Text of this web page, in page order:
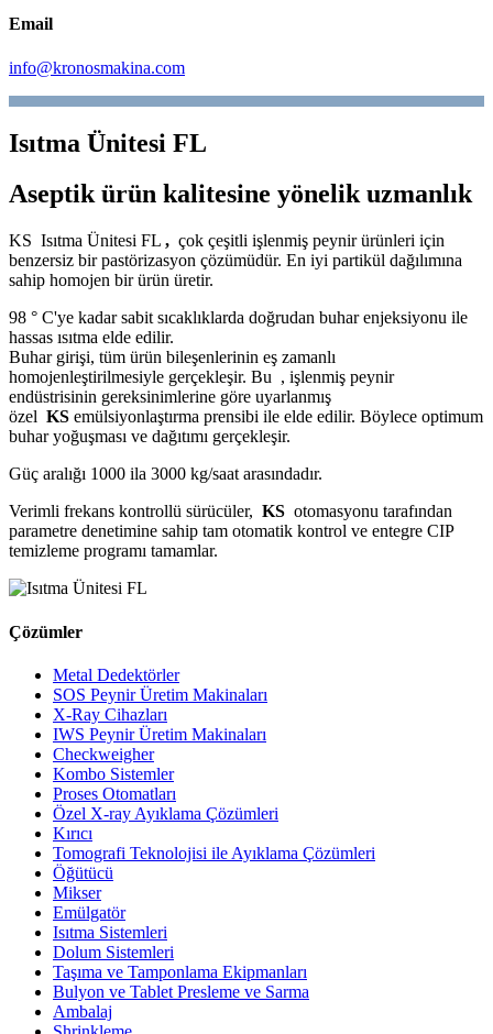
Email
info@kronosmakina.com
Isıtma Ünitesi FL
Aseptik ürün kalitesine yönelik uzmanlık
KS Isıtma Ünitesi FL , çok çeşitli işlenmiş peynir ürünleri için
benzersiz bir pastörizasyon çözümüdür. En iyi partikül dağılımına
sahip homojen bir ürün üretir.
98 ° C'ye kadar sabit sıcaklıklarda doğrudan buhar enjeksiyonu ile
hassas ısıtma elde edilir.
Buhar girişi, tüm ürün bileşenlerinin eş zamanlı
homojenleştirilmesiyle gerçekleşir. Bu , işlenmiş peynir
endüstrisinin gereksinimlerine göre uyarlanmış
özel KS emülsiyonlaştırma prensibi ile elde edilir. Böylece optimum
buhar yoğuşması ve dağıtımı gerçekleşir.
Güç aralığı 1000 ila 3000 kg/saat arasındadır.
Verimli frekans kontrollü sürücüler, KS otomasyonu tarafından
parametre denetimine sahip tam otomatik kontrol ve entegre CIP
temizleme programı tamamlar.
Çözümler
Metal Dedektörler
SOS Peynir Üretim Makinaları
X-Ray Cihazları
IWS Peynir Üretim Makinaları
Checkweigher
Kombo Sistemler
Proses Otomatları
Özel X-ray Ayıklama Çözümleri
Kırıcı
Tomografi Teknolojisi ile Ayıklama Çözümleri
Öğütücü
Mikser
Emülgatör
Isıtma Sistemleri
Dolum Sistemleri
Taşıma ve Tamponlama Ekipmanları
Bulyon ve Tablet Presleme ve Sarma
Ambalaj